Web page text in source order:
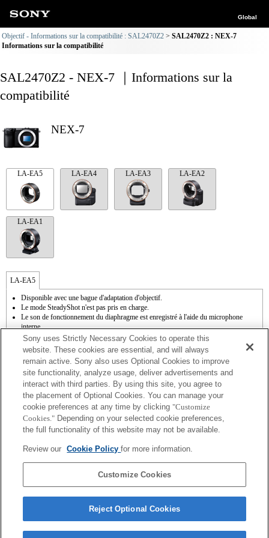
Global
Objectif - Informations sur la compatibilité : SAL2470Z2
SAL2470Z2 : NEX-7
Informations sur la compatibilité
SAL2470Z2 - NEX-7 ｜Informations sur la
compatibilité
NEX-7
LA-EA5 LA-EA4 LA-EA3 LA-EA2
LA-EA1
LA-EA5
Disponible avec une bague d'adaptation d'objectif.
Le mode SteadyShot n'est pas pris en charge.
Le son de fonctionnement du diaphragme est enregistré à l'aide du microphone
interne.
Outside the A (Aperture priority), S (Shutter priority), and M (Manual) modes, the
shutter speed and the aperture can not be adjusted during the movie recording.
La fonction [Comp. objectif ] (Compensation de l'objectif) n'est pas opérationnelle.
La fonction de mise au point automatique (AF-S (AF simple)) peut être utilisée. En
cas d'installation d'un objectif à monture A, la mise au point automatique s'avère plus
lente qu'avec un objectif à monture E. Comptez entre 2 et 7 secondes pour effectuer
cette opération (sur base de l'étalon de mesure appliqué par Sony). La durée peut
varier en fonction du sujet photographié et de la luminosité de l'environnement de
prise de vue. Lorsque vous enregistrez des films en mode de mise au point
automatique (AF), il se peut que le bruit de fonctionnement de l'objectif soit
enregistré.
au point manuelle ne fonctionne pas automatiquement lorsque vous tournez la bague
de mise au point. Vous pouvez agrandir l'image en sélectionnant la fonction [Loupe
mise pt] ou [Aide MF] sur n'importe quelle touche de "Réglag. touche perso".
Sony uses Strictly Necessary Cookies to operate this
website. These cookies are essential, and will always
remain active. Sony also uses Optional Cookies to improve
site functionality, analyze usage, deliver advertisements and
interact with third parties. By using this site, you agree to
the placement of Optional Cookies. You can manage your
cookie preferences at any time by clicking "Customize
Cookies." Depending on your selected cookie preferences,
the full functionality of this website may not be available.
Review our Cookie Policyfor more information.
Customize Cookies
Reject Optional Cookies